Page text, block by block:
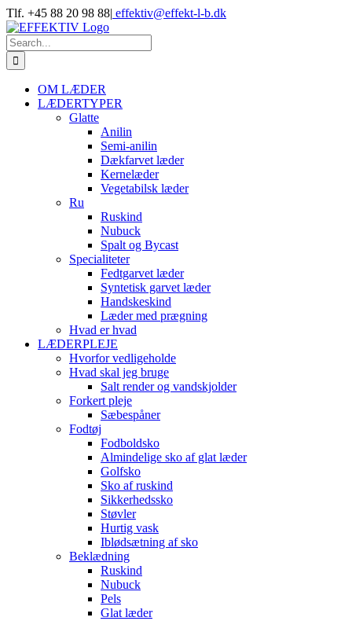
Skip
to
content
Tlf. +45 88 20 98 88| effektiv@effekt-l-b.dk
Search
for:
OM LÆDER
LÆDERTYPER
Glatte
Anilin
Semi-anilin
Dækfarvet læder
Kernelæder
Vegetabilsk læder
Ru
Ruskind
Nubuck
Spalt og Bycast
Specialiteter
Fedtgarvet læder
Syntetisk garvet læder
Handskeskind
Læder med prægning
Hvad er hvad
LÆDERPLEJE
Hvorfor vedligeholde
Hvad skal jeg bruge
Salt render og vandskjolder
Forkert pleje
Sæbespåner
Fodtøj
Fodboldsko
Almindelige sko af glat læder
Golfsko
Sko af ruskind
Sikkerhedssko
Støvler
Hurtig vask
Iblødsætning af sko
Beklædning
Ruskind
Nubuck
Pels
Glat læder